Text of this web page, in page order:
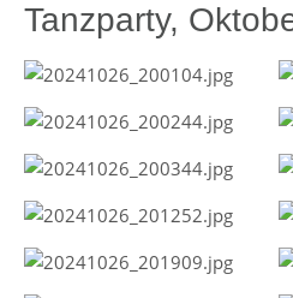
Tanzparty,